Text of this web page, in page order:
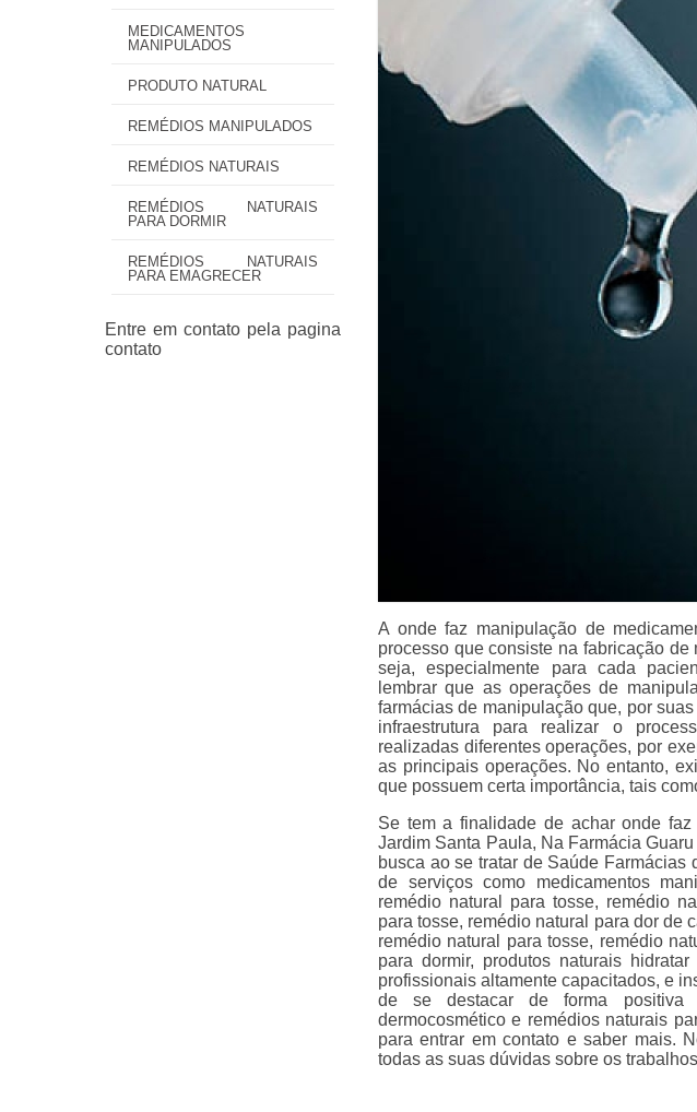
MEDICAMENTOS
MANIPULADOS
PRODUTO NATURAL
REMÉDIOS MANIPULADOS
REMÉDIOS NATURAIS
REMÉDIOS NATURAIS
PARA DORMIR
REMÉDIOS NATURAIS
PARA EMAGRECER
A onde faz manipulação de
processo que consiste na fabricação
seja, especialmente para cada
lembrar que as operações de
farmácias de manipulação que, por
infraestrutura para realizar o
realizadas diferentes operações, por
as principais operações. No entanto,
que possuem certa importância, tais
Se tem a finalidade de achar onde
Jardim Santa Paula, Na Farmácia
busca ao se tratar de Saúde Farmácias
de serviços como medicamentos
remédio natural para tosse, remédio
para tosse, remédio natural para dor de
remédio natural para tosse, remédio
para dormir, produtos naturais
profissionais altamente capacitados, e
de se destacar de forma positiva
dermocosmético e remédios naturais
para entrar em contato e saber mais.
todas as suas dúvidas sobre os